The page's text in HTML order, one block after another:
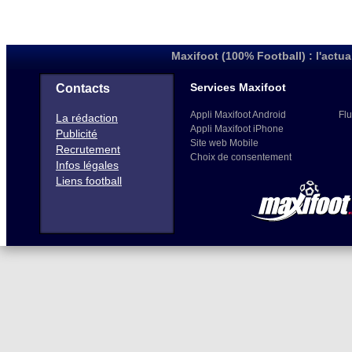
Maxifoot (100% Football) :
Contacts
La rédaction
Publicité
Recrutement
Infos légales
Liens football
Services Maxifoot
Appli Maxifoot Android
Appli Maxifoot iPhone
Site web Mobile
Choix de consentement